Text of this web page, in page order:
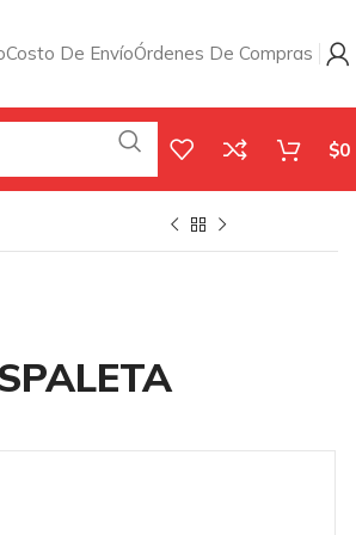
Costo De EnvíoÓrdenes De Compras
$0